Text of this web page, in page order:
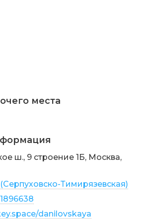
места
ш., 9 строение 1Б, Москва,
Тимирязевская)
danilovskaya